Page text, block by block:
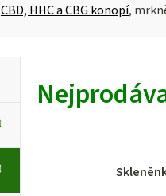
CBD, HHC a CBG konopí,
ý